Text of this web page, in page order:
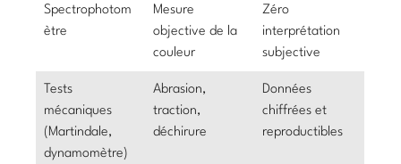
Spectrophotom
ètre
Mesure
objective de la
couleur
Zéro
interprétation
subjective
Tests
mécaniques
(Martindale,
dynamomètre)
Abrasion,
traction,
déchirure
Données
chiffrées et
reproductibles